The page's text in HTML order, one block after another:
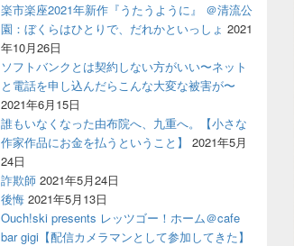
楽市楽座2021年新作『うたうように』 ＠清流公
園：ぼくらはひとりで、だれかといっしょ 2021
年10月26日
ソフトバンクとは契約しない方がいい〜ネット
と電話を申し込んだらこんな大変な被害が〜
2021年6月15日
誰もいなくなった由布院へ、九重へ。【小さな
作家作品にお金を払うということ】
2021年5月
24日
詐欺師 2021年5月24日
後悔 2021年5月13日
Ouch!ski presents レッツゴー！ホーム＠cafe
bar gigi【配信カメラマンとして参加してきた】